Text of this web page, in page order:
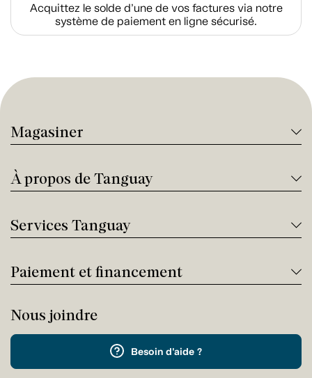
Acquittez le solde d’une de vos factures via notre
système de paiement en ligne sécurisé.
Magasiner
À propos de Tanguay
Services Tanguay
Paiement et financement
Nous joindre
Besoin d'aide ?